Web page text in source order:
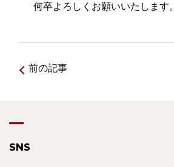
何卒よろしくお願いいたします。
前の記事
SNS